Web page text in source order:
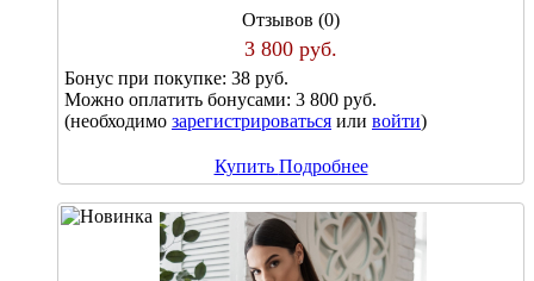
Отзывов (0)
3 800 руб.
Бонус при покупке: 38 руб.
Можно оплатить бонусами: 3 800 руб.
(необходимо зарегистрироваться или войти)
Купить Подробнее